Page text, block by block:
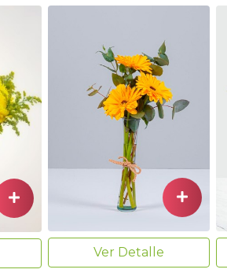
Ver Detalle